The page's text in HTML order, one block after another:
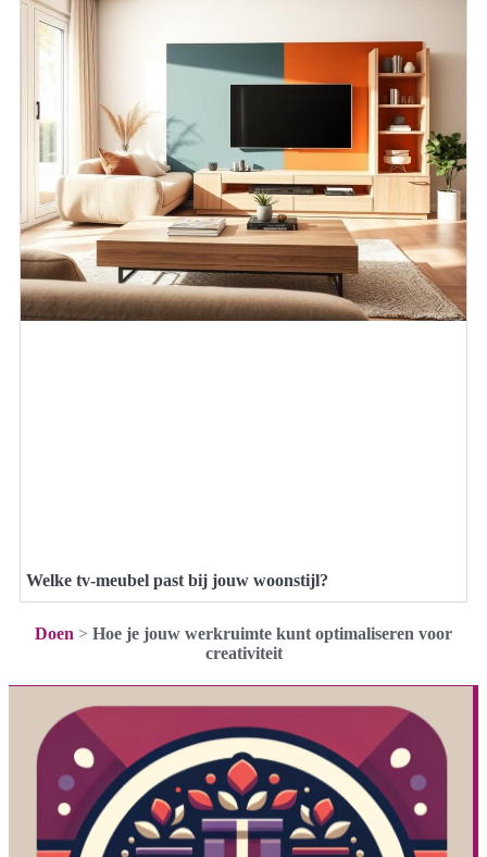
Welke tv-meubel past bij jouw woonstijl?
Doen > Hoe je jouw werkruimte kunt optimaliseren voor
creativiteit